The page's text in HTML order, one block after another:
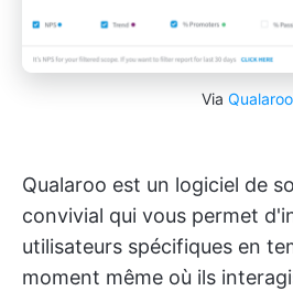
Via Qualaroo
Qualaroo est un logiciel de
convivial qui vous permet
utilisateurs spécifiques en
moment même où ils